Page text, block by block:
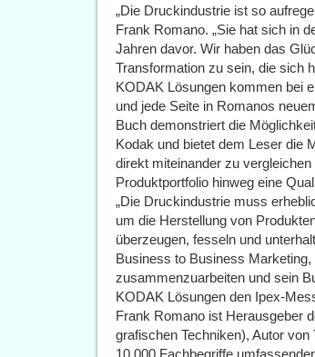
„Die Druckindustrie ist so
Frank Romano. „Sie hat sich in
Jahren davor. Wir haben das
Transformation zu sein, die sich
KODAK Lösungen kommen bei
und jede Seite in Romanos
Buch demonstriert die
Kodak und bietet dem Leser die
direkt miteinander zu
Produktportfolio hinweg eine
„Die Druckindustrie muss
um die Herstellung von
überzeugen, fesseln und
Business to Business
zusammenzuarbeiten und sein
KODAK Lösungen den Ipex-
Frank Romano ist Herausgeber
grafischen Techniken), Autor
10.000 Fachbegriffe